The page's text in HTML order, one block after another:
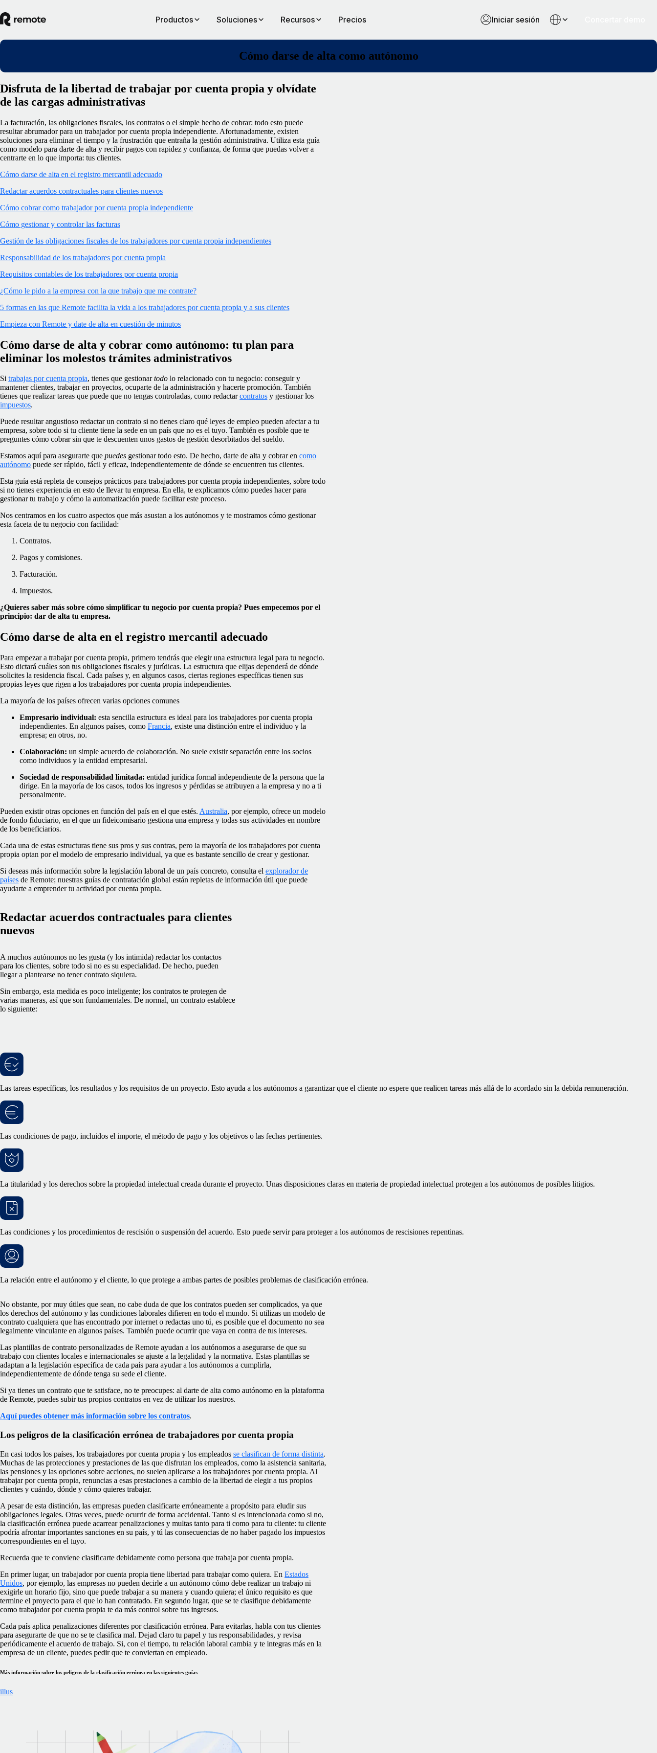
Productos Soluciones Recursos Precios Iniciar sesión
Cómo darse de alta como autónomo
Disfruta de la libertad de trabajar por cuenta propia y olvídate
de las cargas administrativas
La facturación, las obligaciones fiscales, los contratos o el simple hecho de cobrar: todo esto puede
resultar abrumador para un trabajador por cuenta propia independiente. Afortunadamente, existen
soluciones para eliminar el tiempo y la frustración que entraña la gestión administrativa. Utiliza esta guía
como modelo para darte de alta y recibir pagos con rapidez y confianza, de forma que puedas volver a
centrarte en lo que importa: tus clientes.
Cómo darse de alta en el registro mercantil adecuado
Redactar acuerdos contractuales para clientes nuevos
Cómo cobrar como trabajador por cuenta propia independiente
Cómo gestionar y controlar las facturas
Gestión de las obligaciones fiscales de los trabajadores por cuenta propia independientes
Responsabilidad de los trabajadores por cuenta propia
Requisitos contables de los trabajadores por cuenta propia
¿Cómo le pido a la empresa con la que trabajo que me contrate?
5 formas en las que Remote facilita la vida a los trabajadores por cuenta propia y a sus clientes
Empieza con Remote y date de alta en cuestión de minutos
Cómo darse de alta y cobrar como autónomo: tu plan para
eliminar los molestos trámites administrativos
Si trabajas por cuenta propia, tienes que gestionartodo lo relacionado con tu negocio: conseguir y
mantener clientes, trabajar en proyectos, ocuparte de la administración y hacerte promoción. También
tienes que realizar tareas que puede que no tengas controladas, como redactarcontratos y gestionar los
impuestos.
Puede resultar angustioso redactar un contrato si no tienes claro qué leyes de empleo pueden afectar a tu
empresa, sobre todo si tu cliente tiene la sede en un país que no es el tuyo. También es posible que te
preguntes cómo cobrar sin que te descuenten unos gastos de gestión desorbitados del sueldo.
Estamos aquí para asegurarte que puedes gestionar todo esto. De hecho, darte de alta y cobrar en como
autónomo puede ser rápido, fácil y eficaz, independientemente de dónde se encuentren tus clientes.
Esta guía está repleta de consejos prácticos para trabajadores por cuenta propia independientes, sobre todo
si no tienes experiencia en esto de llevar tu empresa. En ella, te explicamos cómo puedes hacer para
gestionar tu trabajo y cómo la automatización puede facilitar este proceso.
Nos centramos en los cuatro aspectos que más asustan a los autónomos y te mostramos cómo gestionar
esta faceta de tu negocio con facilidad:
Contratos.
Pagos y comisiones.
Facturación.
Impuestos.
¿Quieres saber más sobre cómo simplificar tu negocio por cuenta propia? Pues empecemos por el
principio: dar de alta tu empresa.
Cómo darse de alta en el registro mercantil adecuado
Para empezar a trabajar por cuenta propia, primero tendrás que elegir una estructura legal para tu negocio.
Esto dictará cuáles son tus obligaciones fiscales y jurídicas. La estructura que elijas dependerá de dónde
solicites la residencia fiscal. Cada países y, en algunos casos, ciertas regiones específicas tienen sus
propias leyes que rigen a los trabajadores por cuenta propia independientes.
La mayoría de los países ofrecen varias opciones comunes
Empresario individual: esta sencilla estructura es ideal para los trabajadores por cuenta propia
independientes. En algunos países, como Francia, existe una distinción entre el individuo y la
empresa; en otros, no.
Colaboración: un simple acuerdo de colaboración. No suele existir separación entre los socios
como individuos y la entidad empresarial.
Sociedad de responsabilidad limitada: entidad jurídica formal independiente de la persona que la
dirige. En la mayoría de los casos, todos los ingresos y pérdidas se atribuyen a la empresa y no a ti
personalmente.
Pueden existir otras opciones en función del país en el que estés. Australia, por ejemplo, ofrece un modelo
de fondo fiduciario, en el que un fideicomisario gestiona una empresa y todas sus actividades en nombre
de los beneficiarios.
Cada una de estas estructuras tiene sus pros y sus contras, pero la mayoría de los trabajadores por cuenta
propia optan por el modelo de empresario individual, ya que es bastante sencillo de crear y gestionar.
Si deseas más información sobre la legislación laboral de un país concreto, consulta el explorador de
países de Remote; nuestras guías de contratación global están repletas de información útil que puede
ayudarte a emprender tu actividad por cuenta propia.
Redactar acuerdos contractuales para clientes
nuevos
A muchos autónomos no les gusta (y los intimida) redactar los contactos
para los clientes, sobre todo si no es su especialidad. De hecho, pueden
llegar a plantearse no tener contrato siquiera.
Sin embargo, esta medida es poco inteligente; los contratos te protegen de
varias maneras, así que son fundamentales. De normal, un contrato establece
lo siguiente:
Las tareas específicas, los resultados y los requisitos de un proyecto. Esto ayuda a los autónomos a garantizar que el cliente no espere que realicen tareas más allá de lo acordado sin la debida remuneración.
Las condiciones de pago, incluidos el importe, el método de pago y los objetivos o las fechas pertinentes.
La titularidad y los derechos sobre la propiedad intelectual creada durante el proyecto. Unas disposiciones claras en materia de propiedad intelectual protegen a los autónomos de posibles litigios.
Las condiciones y los procedimientos de rescisión o suspensión del acuerdo. Esto puede servir para proteger a los autónomos de rescisiones repentinas.
La relación entre el autónomo y el cliente, lo que protege a ambas partes de posibles problemas de clasificación errónea.
No obstante, por muy útiles que sean, no cabe duda de que los contratos pueden ser complicados, ya que
los derechos del autónomo y las condiciones laborales difieren en todo el mundo. Si utilizas un modelo de
contrato cualquiera que has encontrado por internet o redactas uno tú, es posible que el documento no sea
legalmente vinculante en algunos países. También puede ocurrir que vaya en contra de tus intereses.
Las plantillas de contrato personalizadas de Remote ayudan a los autónomos a asegurarse de que su
trabajo con clientes locales e internacionales se ajuste a la legalidad y la normativa. Estas plantillas se
adaptan a la legislación específica de cada país para ayudar a los autónomos a cumplirla,
independientemente de dónde tenga su sede el cliente.
Si ya tienes un contrato que te satisface, no te preocupes: al darte de alta como autónomo en la plataforma
de Remote, puedes subir tus propios contratos en vez de utilizar los nuestros.
Aquí puedes obtener más información sobre los contratos.
Los peligros de la clasificación errónea de trabajadores por cuenta propia
En casi todos los países, los trabajadores por cuenta propia y los empleados se clasifican de forma distinta.
Muchas de las protecciones y prestaciones de las que disfrutan los empleados, como la asistencia sanitaria,
las pensiones y las opciones sobre acciones, no suelen aplicarse a los trabajadores por cuenta propia. Al
trabajar por cuenta propia, renuncias a esas prestaciones a cambio de la libertad de elegir a tus propios
clientes y cuándo, dónde y cómo quieres trabajar.
A pesar de esta distinción, las empresas pueden clasificarte erróneamente a propósito para eludir sus
obligaciones legales. Otras veces, puede ocurrir de forma accidental. Tanto si es intencionada como si no,
la clasificación errónea puede acarrear penalizaciones y multas tanto para ti como para tu cliente: tu cliente
podría afrontar importantes sanciones en su país, y tú las consecuencias de no haber pagado los impuestos
correspondientes en el tuyo.
Recuerda que te conviene clasificarte debidamente como persona que trabaja por cuenta propia.
En primer lugar, un trabajador por cuenta propia tiene libertad para trabajar como quiera. En Estados
Unidos, por ejemplo, las empresas no pueden decirle a un autónomo cómo debe realizar un trabajo ni
exigirle un horario fijo, sino que puede trabajar a su manera y cuando quiera; el único requisito es que
termine el proyecto para el que lo han contratado. En segundo lugar, que se te clasifique debidamente
como trabajador por cuenta propia te da más control sobre tus ingresos.
Cada país aplica penalizaciones diferentes por clasificación errónea. Para evitarlas, habla con tus clientes
para asegurarte de que no se te clasifica mal. Dejad claro tu papel y tus responsabilidades, y revisa
periódicamente el acuerdo de trabajo. Si, con el tiempo, tu relación laboral cambia y te integras más en la
empresa de un cliente, puedes pedir que te conviertan en empleado.
Más información sobre los peligros de la clasificación errónea en las siguientes guías
illus